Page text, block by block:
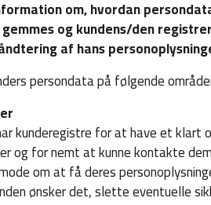
om, hvordan
og kundens/den
af hans
persondata på følgende
kunderegistre for at have et klart
og for nemt at kunne kontakte
om at få deres
ønsker det, slette eventuelle